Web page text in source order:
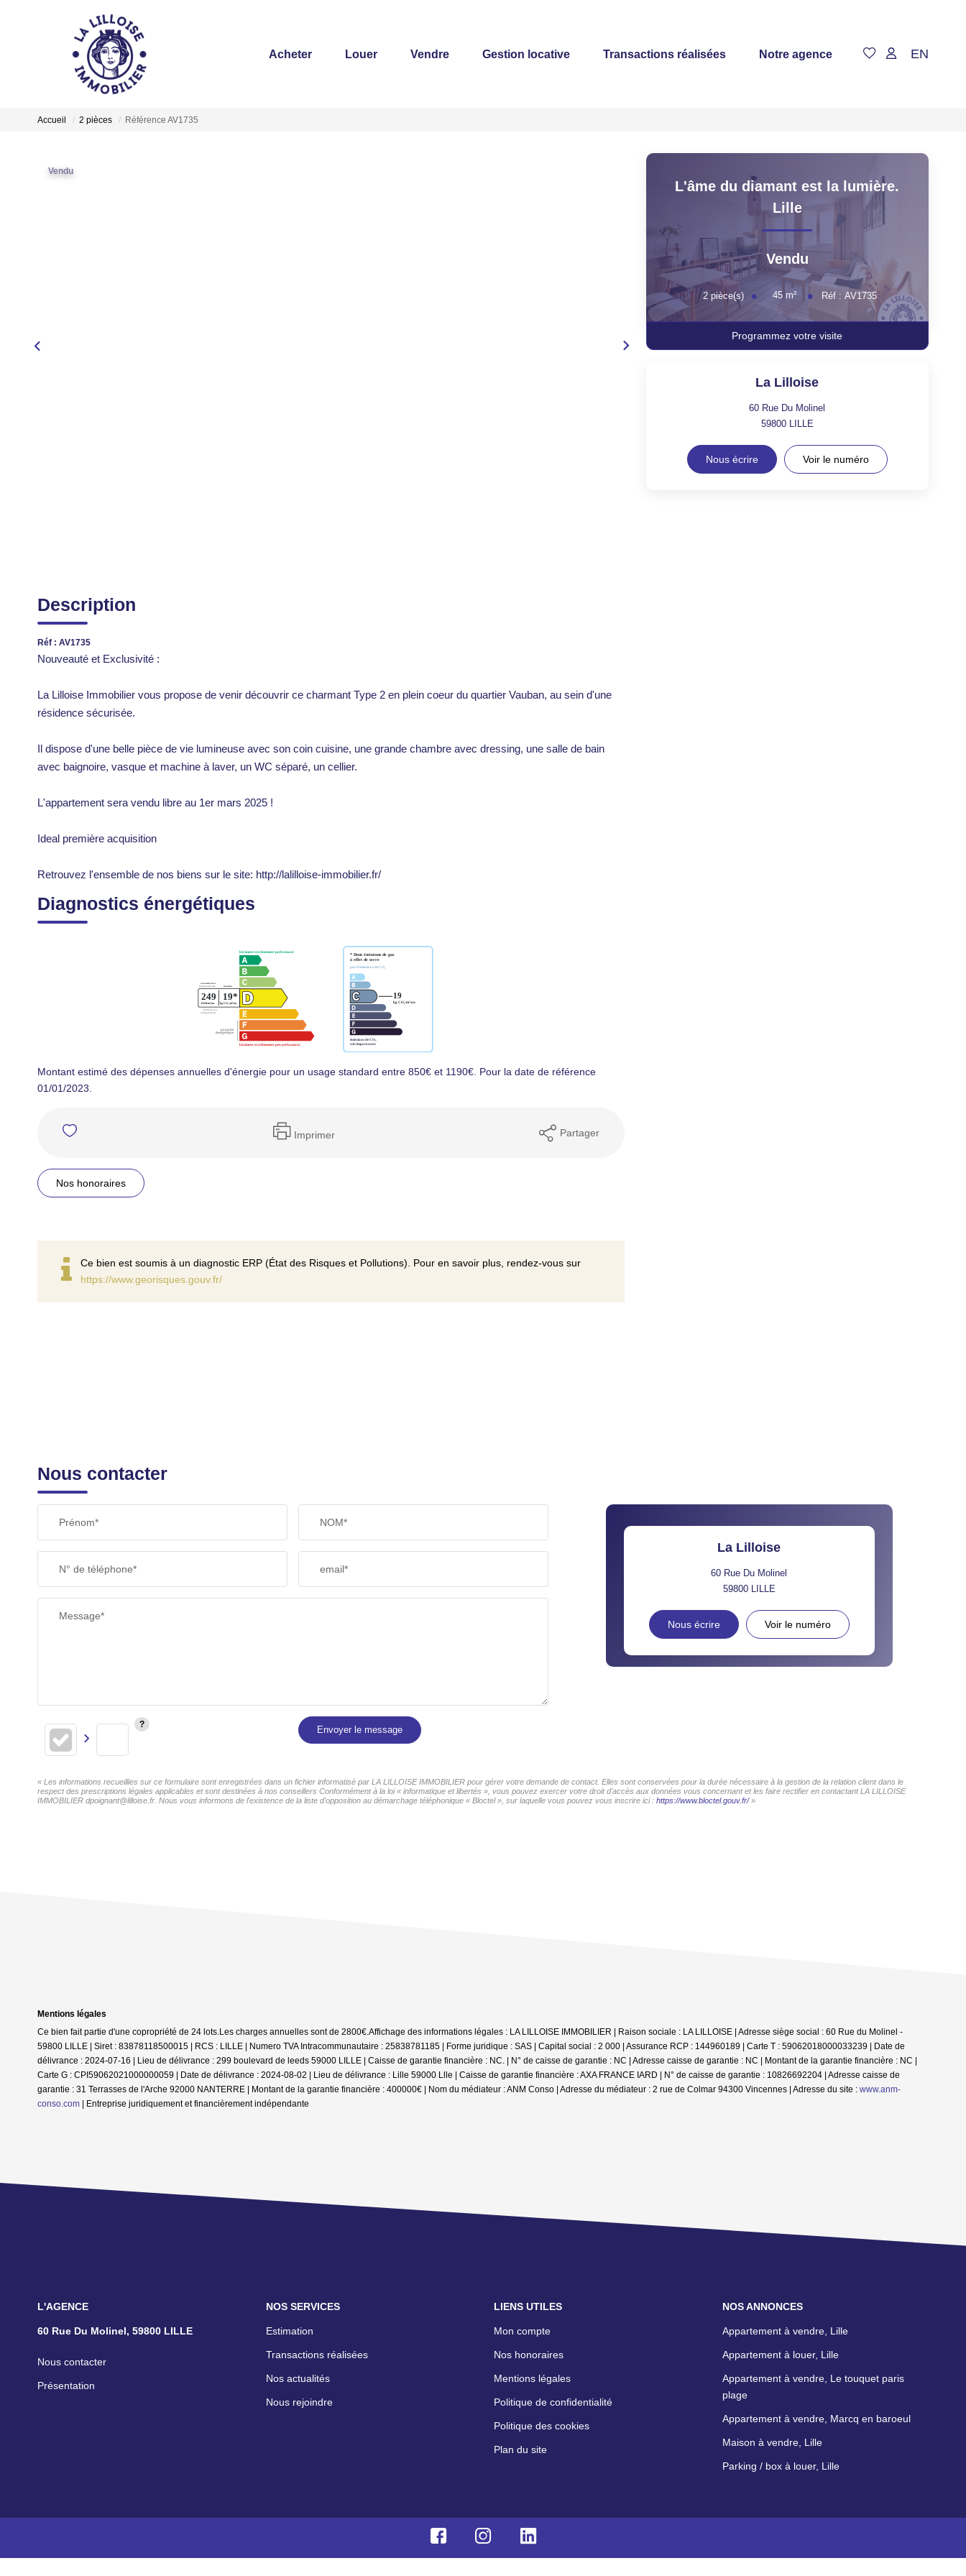
Acheter Louer Vendre Gestion locative Transactions réalisées Notre agence EN
Accueil 2 pièces Référence AV1735
Vendu
Description
Réf : AV1735
Nouveauté et Exclusivité :
La Lilloise Immobilier vous propose de venir découvrir ce charmant Type 2 en plein coeur du quartier Vauban, au sein d'une
résidence sécurisée.
Il dispose d'une belle pièce de vie lumineuse avec son coin cuisine, une grande chambre avec dressing, une salle de bain
avec baignoire, vasque et machine à laver, un WC séparé, un cellier.
L'appartement sera vendu libre au 1er mars 2025 !
Ideal première acquisition
Retrouvez l'ensemble de nos biens sur le site: http://lalilloise-immobilier.fr/
Diagnostics énergétiques
Montant estimé des dépenses annuelles d'énergie pour un usage standard entre 850€ et 1190€. Pour la date de référence
01/01/2023.
Imprimer Partager
Nos honoraires
Ce bien est soumis à un diagnostic ERP (État des Risques et Pollutions). Pour en savoir plus, rendez-vous sur
https://www.georisques.gouv.fr/
L'âme du diamant est la lumière.
Lille
Vendu
2pièce(s) 45m² Réf :AV1735
Programmez votre visite
La Lilloise
60 Rue Du Molinel
59800 LILLE
Nous écrire Voir le numéro
Nous contacter
Prénom* NOM*
N° de téléphone* email*
Message*
Envoyer le message
La Lilloise
60 Rue Du Molinel
59800 LILLE
Nous écrire Voir le numéro
« Les informations recueillies sur ce formulaire sont enregistrées dans un fichier informatisé par LA LILLOISE IMMOBILIER pour gérer votre demande de contact. Elles sont conservées pour la durée nécessaire à la gestion de la relation client dans le
respect des prescriptions légales applicables et sont destinées à nos conseillers Conformément à la loi « informatique et libertés », vous pouvez exercer votre droit d'accès aux données vous concernant et les faire rectifier en contactant LA LILLOISE
IMMOBILIER dpoignant@lilloise.fr. Nous vous informons de l'existence de la liste d'opposition au démarchage téléphonique « Bloctel », sur laquelle vous pouvez vous inscrire ici : https://www.bloctel.gouv.fr/»
Mentions légales
Ce bien fait partie d'une copropriété de 24 lots.Les charges annuelles sont de 2800€.Affichage des informations légales : LA LILLOISE IMMOBILIER | Raison sociale : LA LILLOISE | Adresse siège social : 60 Rue du Molinel -
59800 LILLE | Siret : 83878118500015 | RCS : LILLE | Numero TVA Intracommunautaire : 25838781185 | Forme juridique : SAS | Capital social : 2 000 | Assurance RCP : 144960189 | Carte T : 59062018000033239 | Date de
délivrance : 2024-07-16 | Lieu de délivrance : 299 boulevard de leeds 59000 LILLE | Caisse de garantie financière : NC. | N° de caisse de garantie : NC | Adresse caisse de garantie : NC | Montant de la garantie financière : NC |
Carte G : CPI59062021000000059 | Date de délivrance : 2024-08-02 | Lieu de délivrance : Lille 59000 Llle | Caisse de garantie financière : AXA FRANCE IARD | N° de caisse de garantie : 10826692204 | Adresse caisse de
garantie : 31 Terrasses de l'Arche 92000 NANTERRE | Montant de la garantie financière : 400000€ | Nom du médiateur : ANM Conso | Adresse du médiateur : 2 rue de Colmar 94300 Vincennes | Adresse du site : www.anm-
conso.com
Entreprise juridiquement et financièrement indépendante
L'AGENCE
60 Rue Du Molinel, 59800 LILLE
Nous contacter
Présentation
NOS SERVICES
Estimation
Transactions réalisées
Nos actualités
Nous rejoindre
LIENS UTILES
Mon compte
Nos honoraires
Mentions légales
Politique de confidentialité
Politique des cookies
Plan du site
NOS ANNONCES
Appartement à vendre, Lille
Appartement à louer, Lille
Appartement à vendre, Le touquet paris
plage
Appartement à vendre, Marcq en baroeul
Maison à vendre, Lille
Parking / box à louer, Lille